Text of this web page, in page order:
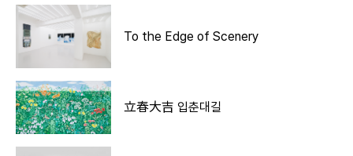
To the Edge of Scenery
立春大吉 입춘대길